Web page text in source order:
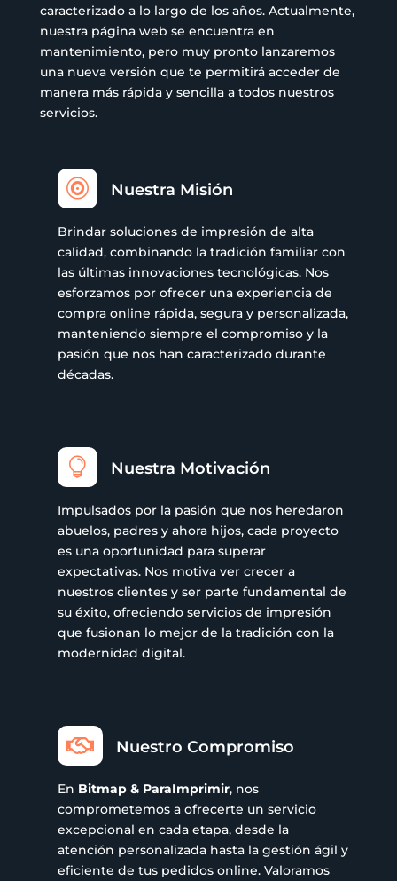
caracterizado a lo largo de los años. Actualmente,
nuestra página web se encuentra en
mantenimiento, pero muy pronto lanzaremos
una nueva versión que te permitirá acceder de
manera más rápida y sencilla a todos nuestros
servicios.
 Nuestra Misión
Brindar soluciones de impresión de alta
calidad, combinando la tradición familiar con
las últimas innovaciones tecnológicas. Nos
esforzamos por ofrecer una experiencia de
compra online rápida, segura y personalizada,
manteniendo siempre el compromiso y la
pasión que nos han caracterizado durante
décadas.
 Nuestra Motivación
Impulsados por la pasión que nos heredaron
abuelos, padres y ahora hijos, cada proyecto
es una oportunidad para superar
expectativas. Nos motiva ver crecer a
nuestros clientes y ser parte fundamental de
su éxito, ofreciendo servicios de impresión
que fusionan lo mejor de la tradición con la
modernidad digital.
 Nuestro Compromiso
En Bitmap & ParaImprimir, nos
comprometemos a ofrecerte un servicio
excepcional en cada etapa, desde la
atención personalizada hasta la gestión ágil y
eficiente de tus pedidos online. Valoramos